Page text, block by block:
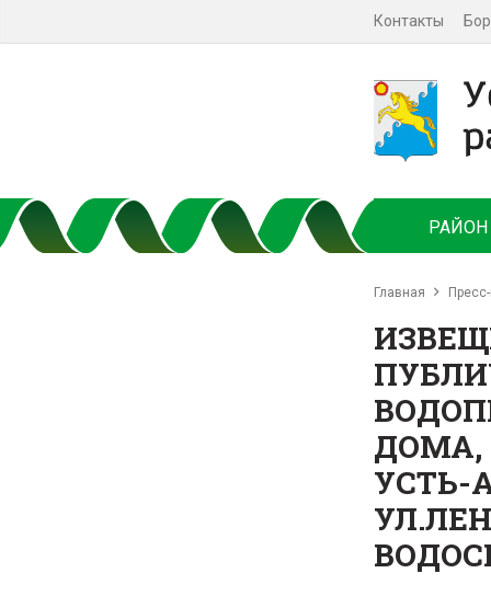
Контакты
РАЙОН
Главная
ДОМА,
УСТЬ-